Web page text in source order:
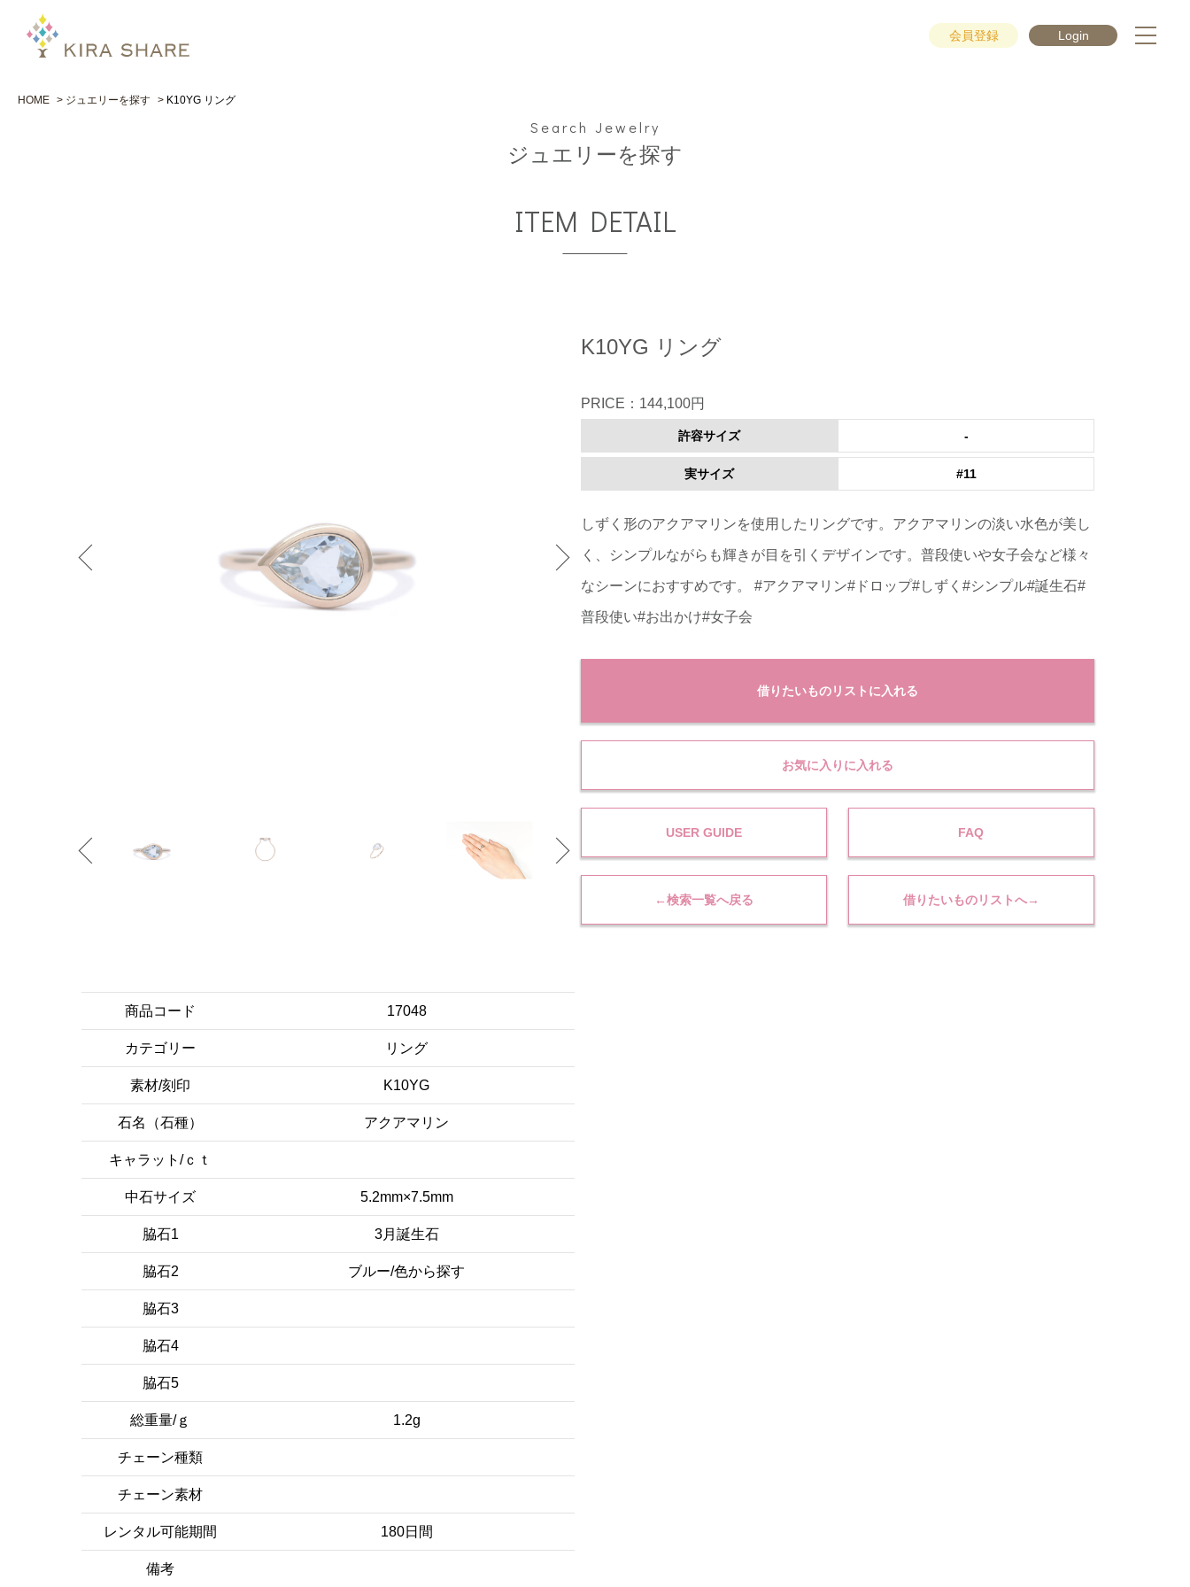
会員登録 Login
HOME ジュエリーを探す K10YG リング
Search Jewelry
ジュエリーを探す
ITEM DETAIL
K10YG リング
PRICE：144,100円
許容サイズ -
実サイズ #11
しずく形のアクアマリンを使用したリングです。アクアマリンの淡い水色が美し
く、シンプルながらも輝きが目を引くデザインです。普段使いや女子会など様々
なシーンにおすすめです。 #アクアマリン#ドロップ#しずく#シンプル#誕生石#
普段使い#お出かけ#女子会
借りたいものリストに入れる
お気に入りに入れる
USER GUIDE FAQ
←検索一覧へ戻る 借りたいものリストへ→
商品コード 17048
カテゴリー リング
素材/刻印 K10YG
石名（石種） アクアマリン
キャラット/ｃｔ
中石サイズ 5.2mm×7.5mm
脇石1 3月誕生石
脇石2 ブルー/色から探す
脇石3
脇石4
脇石5
総重量/ｇ 1.2g
チェーン種類
チェーン素材
レンタル可能期間 180日間
備考